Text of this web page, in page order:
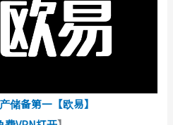
储备第一【欧易】